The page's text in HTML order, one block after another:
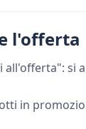
l'offerta
all'offerta": si
in